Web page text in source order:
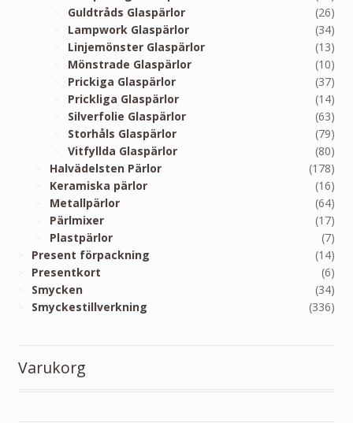
Guldtråds Glaspärlor
(26)
Lampwork Glaspärlor
(34)
Linjemönster Glaspärlor
(13)
Mönstrade Glaspärlor
(10)
Prickiga Glaspärlor
(37)
Prickliga Glaspärlor
(14)
Silverfolie Glaspärlor
(63)
Storhåls Glaspärlor
(79)
Vitfyllda Glaspärlor
(80)
Halvädelsten Pärlor
(178)
Keramiska pärlor
(16)
Metallpärlor
(64)
Pärlmixer
(17)
Plastpärlor
(7)
Present förpackning
(14)
Presentkort
(6)
Smycken
(34)
Smyckestillverkning
(336)
Varukorg